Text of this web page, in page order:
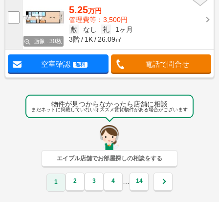
画像 : 30枚
5.25万円
管理費等：3,500円
敷
なし 礼
1ヶ月
3階
1K 26.09㎡
空室確認 無料 電話で問合せ
物件が見つからなかったら店舗に相談
まだネットに掲載していないオススメ賃貸物件がある場合がございます
エイブル店舗でお部屋探しの相談をする
1 2 3 4 … 14